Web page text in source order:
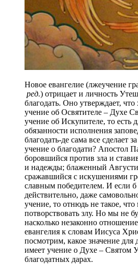
Новое евангелие (лжеучение
ред.) отрицает и личность
благодать. Оно утверждает,
учение об Освятителе – Духе
учение об Искупителе, то есть
обязанности исполнения
благодать-де сама все сделает
учение о благодати? Апостол
боровшийся против зла и
и надежды; блаженный
сражавшийся с искушениями
славным победителем. И если
действительно, даже
учение, то отнюдь не такое,
потворствовать злу. Но мы не
насколько незаконно
евангелия к словам Иисуса
посмотрим, какое значение для
имеет учение о Духе – Святом
благодатных дарах.